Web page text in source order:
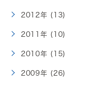
2012年 (13)
2011年 (10)
2010年 (15)
2009年 (26)